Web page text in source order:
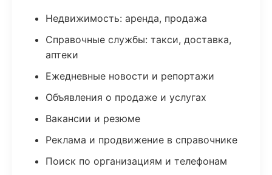
Недвижимость: аренда, продажа
Справочные службы: такси, доставка,
аптеки
Ежедневные новости и репортажи
Объявления о продаже и услугах
Вакансии и резюме
Реклама и продвижение в справочнике
Поиск по организациям и телефонам